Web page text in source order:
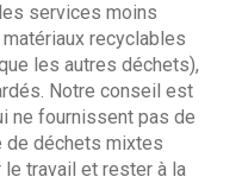
services moins
recyclables
les autres déchets),
Notre conseil est
ne fournissent pas de
déchets mixtes
travail et rester à la